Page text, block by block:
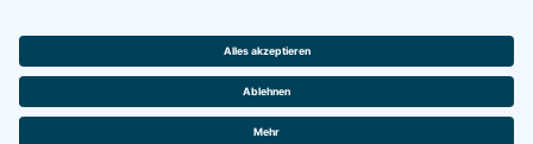
Partner im Netzwerk Travel on Air